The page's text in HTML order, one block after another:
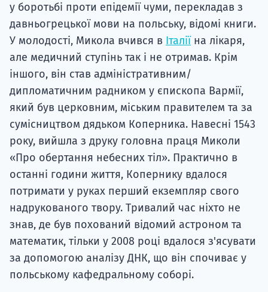
у боротьбі проти епідемії чуми, перекладав з
давньогрецької мови на польську, відомі книги.
У молодості, Микола вчився в Італіїна лікаря,
але медичний ступінь так і не отримав. Крім
іншого, він став адміністративним/
дипломатичним радником у єпископа Вармії,
який був церковним, міським правителем та за
сумісництвом дядьком Коперника. Навесні 1543
року, вийшла з друку головна праця Миколи
«Про обертання небесних тіл». Практично в
останні години життя, Копернику вдалося
потримати у руках перший екземпляр свого
надрукованого твору. Тривалий час ніхто не
знав, де був похований відомий астроном та
математик, тільки у 2008 році вдалося з'ясувати
за допомогою аналізу ДНК, що він спочиває у
польському кафедральному соборі.